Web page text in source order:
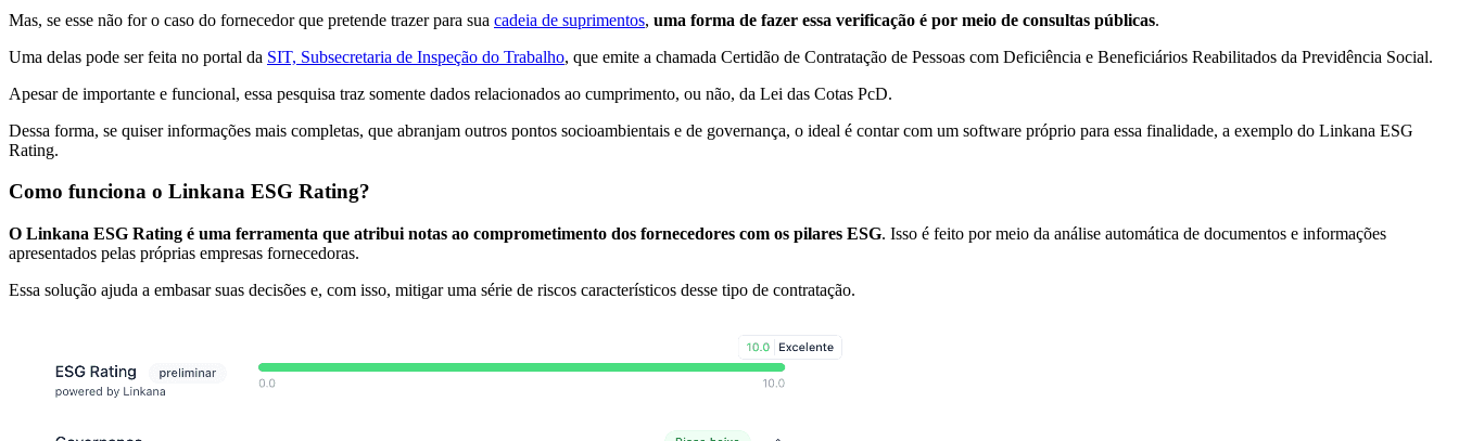
Mas, se esse não for o caso do fornecedor que pretende trazer para sua cadeia de suprimentos, uma forma de fazer essa verificação é por meio de consultas públicas.
Uma delas pode ser feita no portal da SIT, Subsecretaria de Inspeção do Trabalho, que emite a chamada Certidão de Contratação de Pessoas com Deficiência e Beneficiários Reabilitados da Previdência Social.
Apesar de importante e funcional, essa pesquisa traz somente dados relacionados ao cumprimento, ou não, da Lei das Cotas PcD.
Dessa forma, se quiser informações mais completas, que abranjam outros pontos socioambientais e de governança, o ideal é contar com um software próprio para essa finalidade, a exemplo do Linkana ESG
Rating.
Como funciona o Linkana ESG Rating?
O Linkana ESG Rating é uma ferramenta que atribui notas ao comprometimento dos fornecedores com os pilares ESG. Isso é feito por meio da análise automática de documentos e informações
apresentados pelas próprias empresas fornecedoras.
Essa solução ajuda a embasar suas decisões e, com isso, mitigar uma série de riscos característicos desse tipo de contratação.